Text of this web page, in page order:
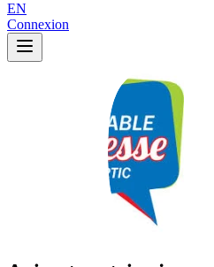
EN
Connexion